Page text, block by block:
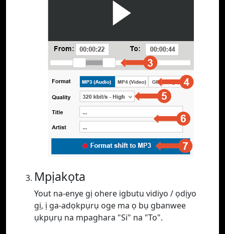
Mpịakọta
Yout na-enye gị ohere igbutu vidiyo / ọdịyo
gị, ị ga-adọkpụrụ oge ma ọ bụ gbanwee
ụkpụrụ na mpaghara "Si" na "To".